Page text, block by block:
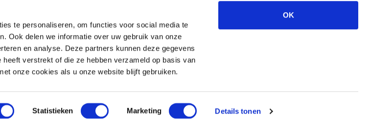
te personaliseren, om functies voor social media te
Ook delen we informatie over uw gebruik van onze
en analyse. Deze partners kunnen deze gegevens
verstrekt of die ze hebben verzameld op basis van
onze cookies als u onze website blijft gebruiken.
Statistieken Marketing Details tonen
OK